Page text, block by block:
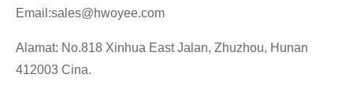
Email:sales@hwoyee.com
Alamat: No.818 Xinhua East Jalan, Zhuzhou, Hunan
412003 Cina.